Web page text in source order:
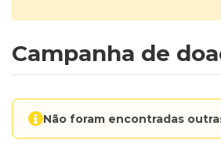
Campanha de
Não foram encontradas